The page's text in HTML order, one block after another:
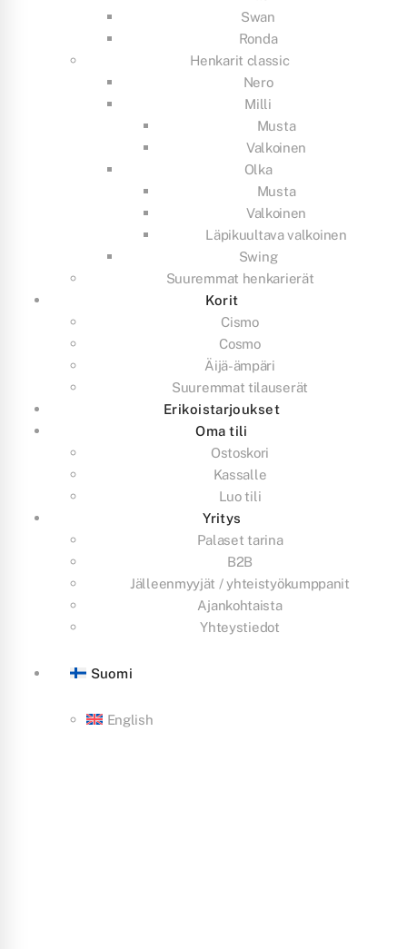
Swan
Ronda
Henkarit classic
Nero
Milli
Musta
Valkoinen
Olka
Musta
Valkoinen
Läpikuultava valkoinen
Swing
Suuremmat henkarierät
Korit
Cismo
Cosmo
Äijä-ämpäri
Suuremmat tilauserät
Erikoistarjoukset
Oma tili
Ostoskori
Kassalle
Luo tili
Yritys
Palaset tarina
B2B
Jälleenmyyjät / yhteistyökumppanit
Ajankohtaista
Yhteystiedot
Suomi
English